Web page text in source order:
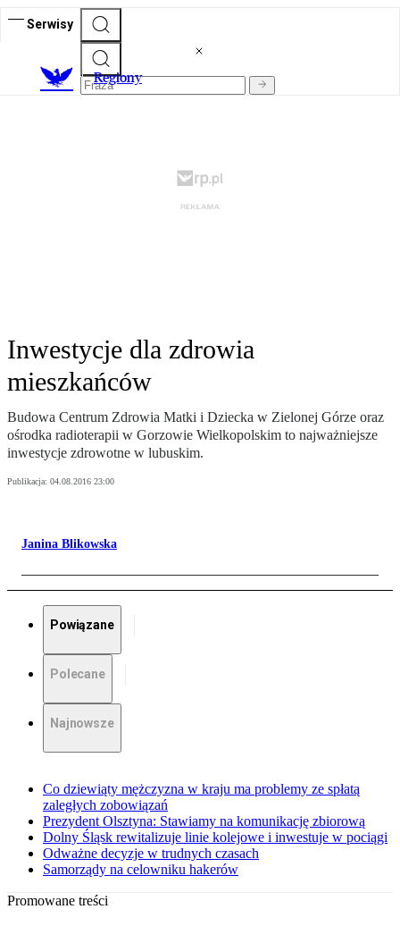
Serwisy
Regiony
Inwestycje dla zdrowia
mieszkańców
Budowa Centrum Zdrowia Matki i Dziecka w Zielonej Górze oraz
ośrodka radioterapii w Gorzowie Wielkopolskim to najważniejsze
inwestycje zdrowotne w lubuskim.
Publikacja: 04.08.2016 23:00
Janina Blikowska
Powiązane
Polecane
Najnowsze
Co dziewiąty mężczyzna w kraju ma problemy ze spłatą
zaległych zobowiązań
Prezydent Olsztyna: Stawiamy na komunikację zbiorową
Dolny Śląsk rewitalizuje linie kolejowe i inwestuje w pociągi
Odważne decyzje w trudnych czasach
Samorządy na celowniku hakerów
Promowane treści